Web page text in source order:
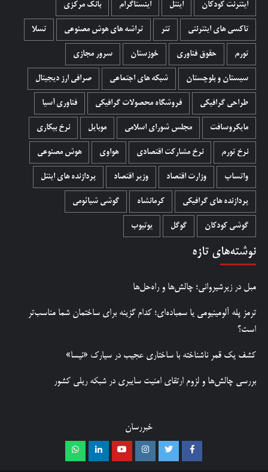
اینترنت کودکان اینتل اینستاگرام بانک مرکزی
تاکسی های اینترنتی تتر تراشه های هوش مصنوعی تسلا
تورم حقوق فناوری خوزستان سرور مجازی
سیستان و بلوچستان شبکه های اجتماعی صرافی ارز دیجیتال
طراحی گرافیکی فروشگاه محصولات گرافيکی فناوری آسیا
مایکروسافت مجلس شورای اسلامی موبایل نرخ بیکاری
نرخ تورم نرخ مشارکت اقتصادی هواوی هوش مصنوعی
واتساپ وزارت اقتصاد وزیر اقتصاد پردازنده های اینتل
پردازنده های گرافیکی کرمانشاه گوشی شیائومی
گوشی کودکان گوگل یوتیوب
نوشته‌های تازه
مبل در زیرشیروانی؛ چالش‌ها و راه‌حل‌ها
ترمز پله آلومینیومی یا سمباده‌ای؛ کدام گزینه برای ساختمان شما مناسب‌تر
است؟
کشف یک قمر ناشناخته با ساختاری عجیب در سیارک «نیسا»
بررسی چالش‌ها و لزوم ارتقای امنیت سایبری در شبکه ریلی کشور
خبررسان